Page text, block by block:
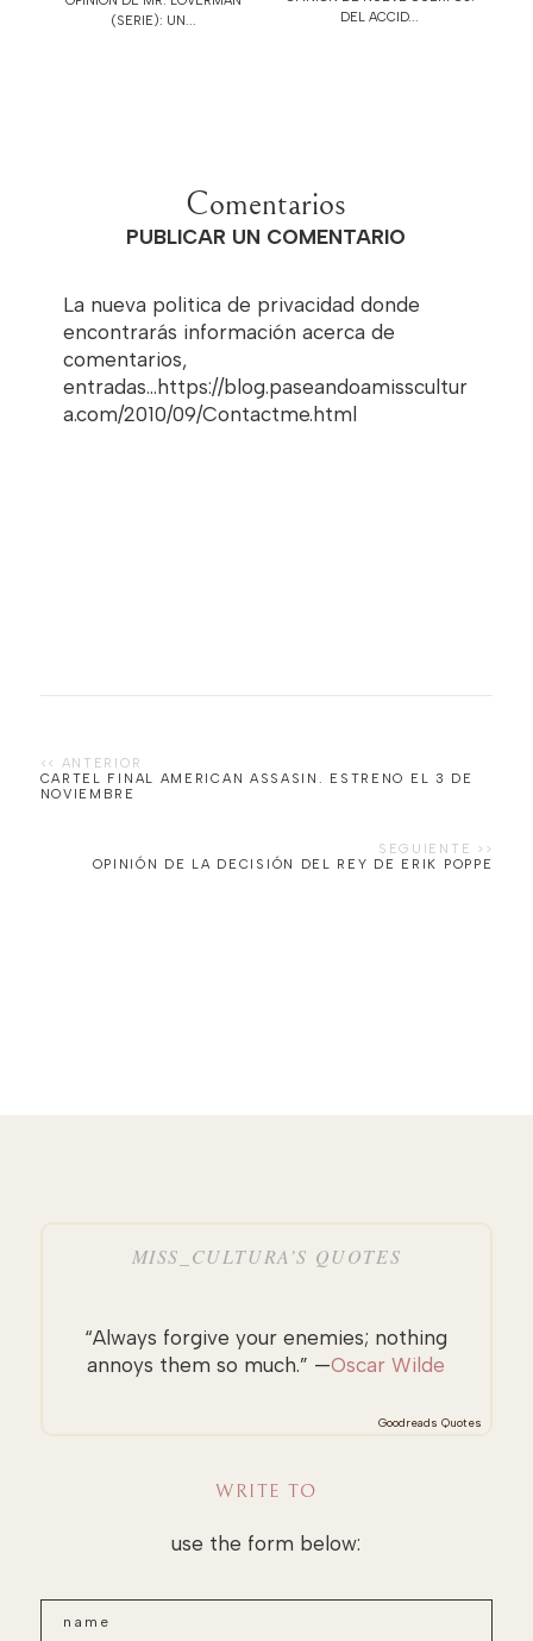
(SERIE): UN...
DEL ACCID...
Comentarios
PUBLICAR UN COMENTARIO
La nueva politica de privacidad donde
encontrarás información acerca de
comentarios,
entradas...https://blog.paseandoamisscultur
a.com/2010/09/Contactme.html
CARTEL FINAL AMERICAN ASSASIN. ESTRENO EL 3 DE
NOVIEMBRE
OPINIÓN DE LA DECISIÓN DEL REY DE ERIK POPPE
MISS_CULTURA’S QUOTES
“Always forgive your enemies; nothing
annoys them so much.” —Oscar Wilde
Goodreads Quotes
WRITE TO
use the form below: